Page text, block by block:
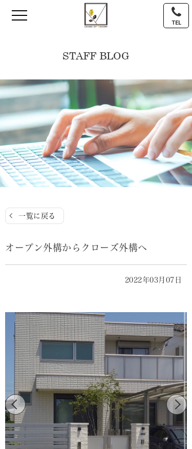
TEL
STAFF BLOG
一覧に戻る
オープン外構からクローズ外構へ
2022年03月07日